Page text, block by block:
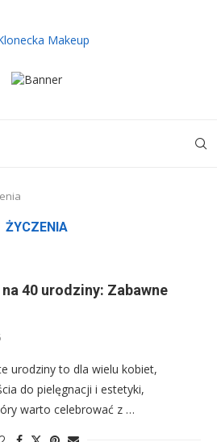
ŻYCZENIA
40 urodziny: Zabawne
urodziny to dla wielu kobiet,
do pielęgnacji i estetyki,
warto celebrować z …